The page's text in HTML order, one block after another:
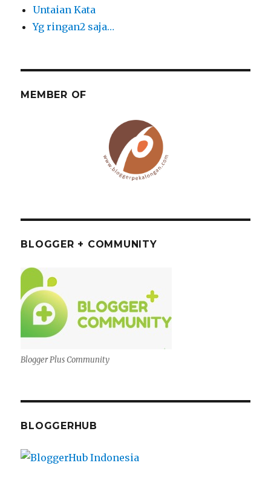
Untaian Kata
Yg ringan2 saja…
MEMBER OF
BLOGGER + COMMUNITY
Blogger Plus Community
BLOGGERHUB